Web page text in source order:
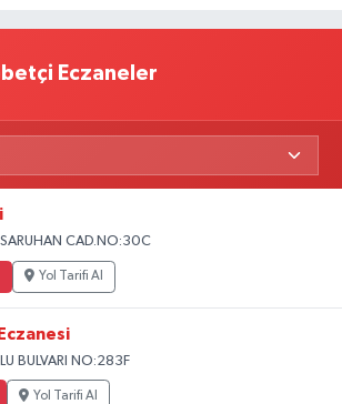
Eczaneler
CAD.NO:30C
Yol Tarifi Al
BULVARI NO:283F
Yol Tarifi Al